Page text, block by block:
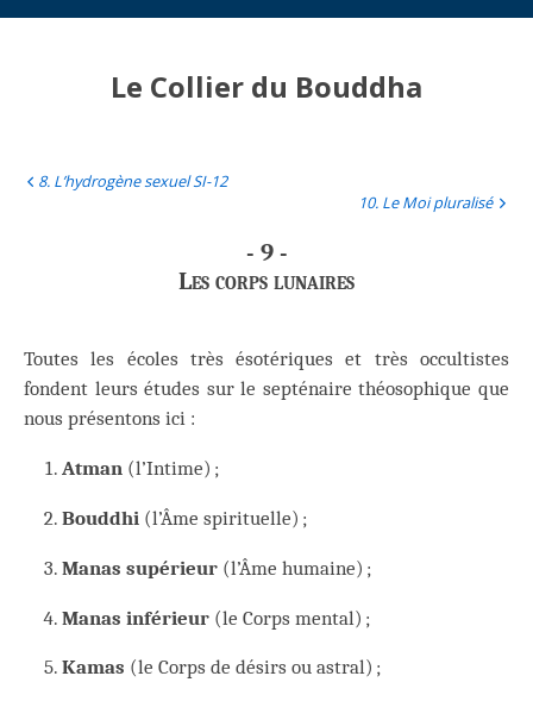
Le Collier du Bouddha
8. L’hydrogène sexuel SI-12
10. Le Moi pluralisé
- 9 -
Les corps lunaires
Toutes les écoles très ésotériques et très occultistes
fondent leurs études sur le septénaire théosophique que
nous présentons ici :
Atman (l’Intime) ;
Bouddhi (l’Âme spirituelle) ;
Manas supérieur (l’Âme humaine) ;
Manas inférieur (le Corps mental) ;
Kamas (le Corps de désirs ou astral) ;